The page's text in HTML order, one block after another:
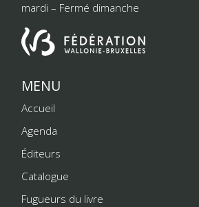
mardi – Fermé dimanche
MENU
Accueil
Agenda
Éditeurs
Catalogue
Fugueurs du livre